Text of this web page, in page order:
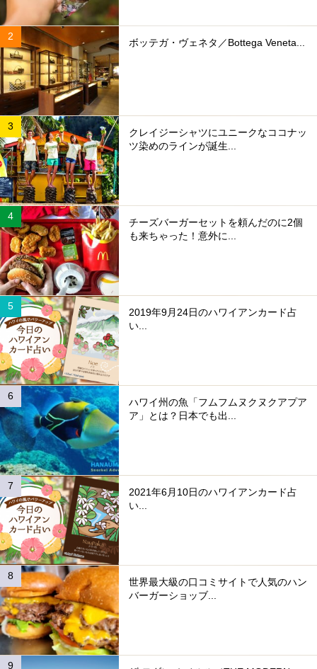
ボッテガ・ヴェネタ／Bottega Veneta...
クレイジーシャツにユニークなココナッ
ツ染めのラインが誕生...
チーズバーガーセットを頼んだのに2個
も来ちゃった！意外に...
2019年9月24日のハワイアンカード占
い...
ハワイ州の魚「フムフムヌクヌクアプア
ア」とは？日本でも出...
2021年6月10日のハワイアンカード占
い...
世界最大級の口コミサイトで人気のハン
バーガーショッブ...